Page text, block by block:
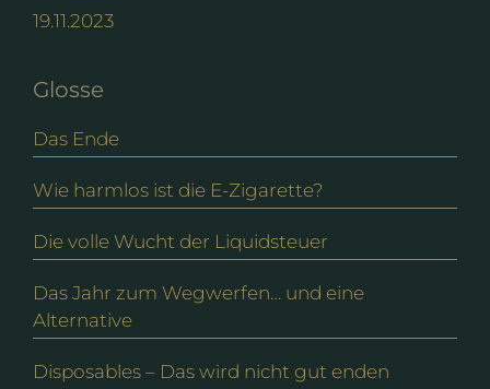
19.11.2023
Glosse
Das Ende
Wie harmlos ist die E-Zigarette?
Die volle Wucht der Liquidsteuer
Das Jahr zum Wegwerfen… und eine
Alternative
Disposables – Das wird nicht gut enden